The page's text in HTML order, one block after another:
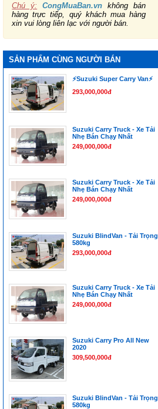
Chú ý: CongMuaBan.vn không bán
hàng trực tiếp, quý khách mua hàng
xin vui lòng liên lạc với người bán.
SẢN PHẨM CÙNG NGƯỜI BÁN
⚡️Suzuki Super Carry Van⚡️
293,000,000đ
Suzuki Carry Truck - Xe Tải
Nhẹ Bán Chạy Nhất
249,000,000đ
Suzuki Carry Truck - Xe Tải
Nhẹ Bán Chạy Nhất
249,000,000đ
Suzuki BlindVan - Tải Trọng
580kg
293,000,000đ
Suzuki Carry Truck - Xe Tải
Nhẹ Bán Chạy Nhất
249,000,000đ
Suzuki Carry Pro All New
2020
309,500,000đ
Suzuki BlindVan - Tải Trọng
580kg